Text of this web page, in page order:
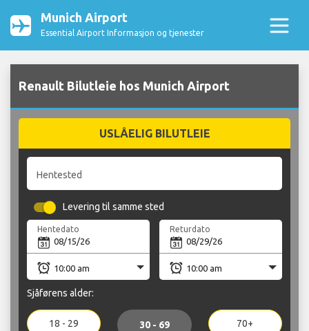
Munich Airport
Essential Airport Informasjon og tjenester
Renault Bilutleie hos Munich Airport
USLÅELIG BILUTLEIE
Hentested
Levering til samme sted
Hentedato Returdato
Sjåførens alder:
18 - 29 30 - 69 70+